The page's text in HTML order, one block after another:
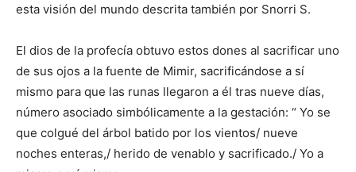
esta visión del mundo descrita también por Snorri S.
El dios de la profecía obtuvo estos dones al sacrificar uno
de sus ojos a la fuente de Mimir, sacrificándose a sí
mismo para que las runas llegaron a él tras nueve días,
número asociado simbólicamente a la gestación: “ Yo se
que colgué del árbol batido por los vientos/ nueve
noches enteras,/ herido de venablo y sacrificado./ Yo a